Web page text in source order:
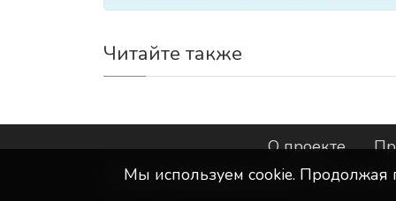
Читайте также
О проекте
©ООО "Интернет-Курск"- Все
Мы используем сookie. Продолжая